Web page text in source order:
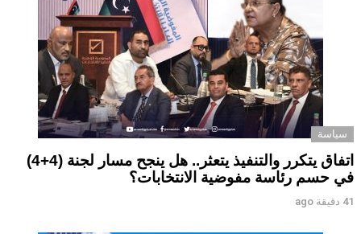
سياسة
اتفاق يتكرر والتنفيذ يتعثر.. هل ينجح مسار لجنة (4+4)
في حسم رئاسة مفوضية الانتخابات؟
41 دقيقة ago